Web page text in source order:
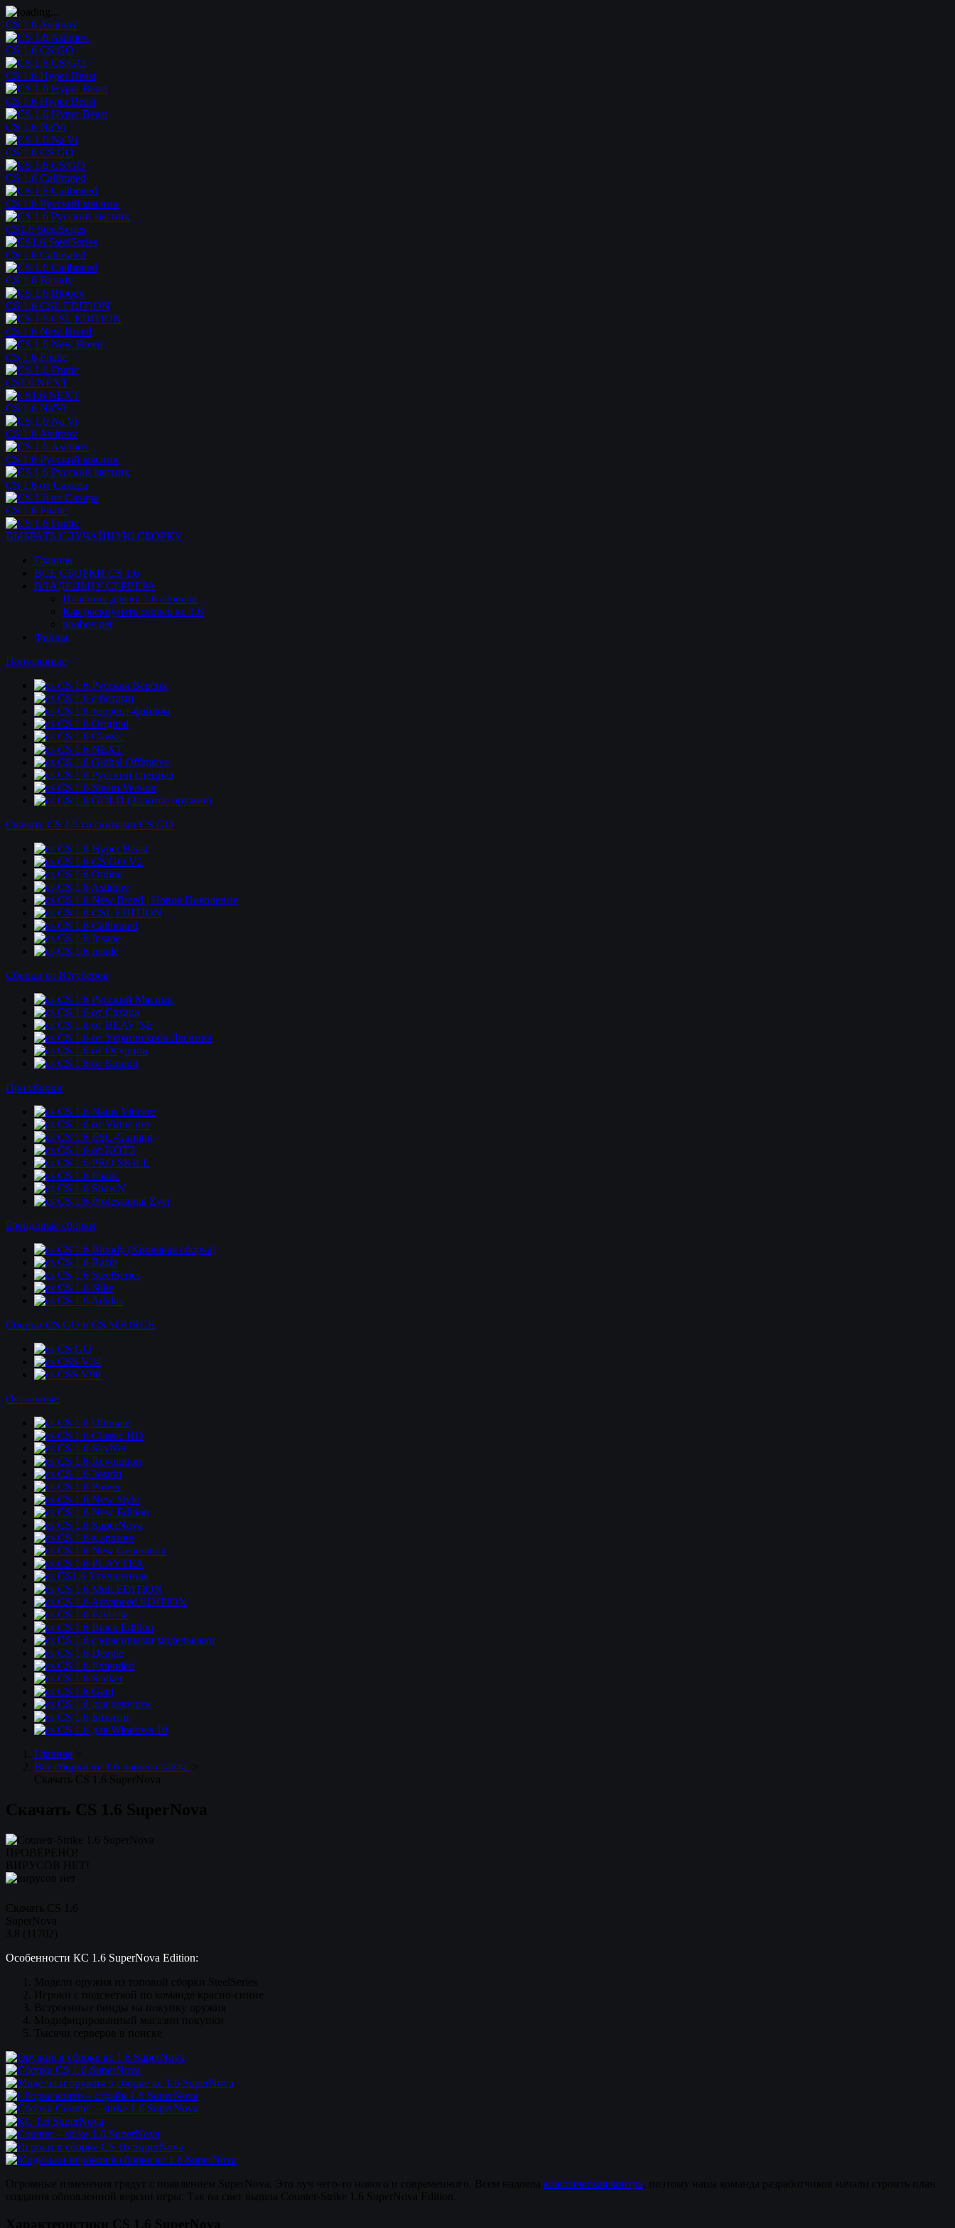
CS 1.6 Asiimov
CS 1.6 CS:GO
CS 1.6 Hyper Beast
CS 1.6 Hyper Beast
CS 1.6 Na'Vi
CS 1.6 CS:GO
CS 1.6 Calibrated
CS 1.6 Русский мясник
CS1.6 SteelSeries
CS 1.6 Calibrated
CS 1.6 Bloody
CS 1.6 CSL EDITION
CS 1.6 New Breed
CS 1.6 Fnatic
CS1.6 NEXT
CS 1.6 Na'Vi
CS 1.6 Asiimov
CS 1.6 Русский мясник
CS 1.6 от Сахара
CS 1.6 Fnatic
ВЫБРАТЬ СЛУЧАЙНУЮ СБОРКУ
Главная
ВСЕ СБОРКИ CS 1.6
ВЛАДЕЛЬЦУ СЕРВЕРА
Плагины для кс 1.6 сервера
Как раскрутить сервер кс 1.6
noobov.net
Файлы
Популярные
CS 1.6 Русская Версия
CS 1.6 c ботами
CS 1.6 торрент-файлом
CS 1.6 Original
CS 1.6 Classic
CS 1.6 NEXT
CS 1.6 Global Offensive
CS 1.6 Русский спецназ
CS 1.6 Steam Version
CS 1.6 GOLD (Золотое оружие)
Скачать CS 1.6 со скинами CS:GO
CS 1.6 Hyper Beast
CS 1.6 CS:GO V2
CS 1.6 Online
CS 1.6 Asiimov
CS 1.6 New Breed | Новое Поколение
CS 1.6 CSL EDITION
CS 1.6 Calibrated
CS 1.6 Insane
CS 1.6 Inside
Сборки от Ютуберов
CS 1.6 Русский Мясник
CS 1.6 от Сахара
CS 1.6 от BEAV!SE
CS 1.6 от Украинского Лесника
CS 1.6 от Огурцов
CS 1.6 от Кошки
Про сборки
CS 1.6 Natus Vincere
CS 1.6 от Virtus.pro
CS 1.6 ESC-Gaming
CS 1.6 от KOT3
CS 1.6 PRO SKILL
CS 1.6 Fnatic
CS 1.6 SpawN
CS 1.6 Professional Zver
Брендовые сборки
CS 1.6 Bloody (Кровавая сборка)
CS 1.6 Razer
CS 1.6 SteelSeries
CS 1.6 Nike
CS 1.6 Adidas
Сборки CS:GO и CS SOURCE
CS:GO
CSS V34
CSS V90
Остальные
CS 1.6 Ultimate
CS 1.6 Classic HD
CS 1.6 SkyNet
CS 1.6 Revolution
CS 1.6 Зомби
CS 1.6 Power
CS 1.6 New Style
CS 1.6 New Edition
CS 1.6 SuperNova
CS 1.6 в архиве
CS 1.6 New Generation
CS 1.6 PLAYTEX
CS1.6 Улучшенная
CS 1.6 Mult EDITION
CS 1.6 Advanced EDITION
CS 1.6 Favorite
CS 1.6 Black Edition
CS 1.6 с красивыми модельками
CS 1.6 Deagle
CS 1.6 Extended
CS 1.6 Stalker
CS 1.6 Ganj
CS 1.6 для девушек
CS 1.6 Бикини
CS 1.6 для Windows 10
Главная
Все сборки кс 1.6 нашего сайта.
Особенности КС 1.6 SuperNova Edition:
классическая контра